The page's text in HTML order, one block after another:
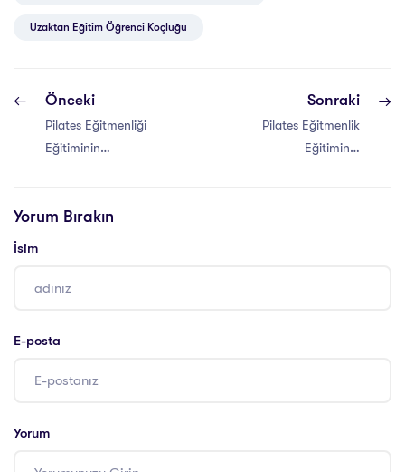
Uzaktan Eğitim Öğrenci Koçluğu
Önceki
Pilates Eğitmenliği
Eğitiminin
Sonraki
Pilates Eğitmenlik
Eğitiminin
Yorum Bırakın
İsim
E-posta
Yorum